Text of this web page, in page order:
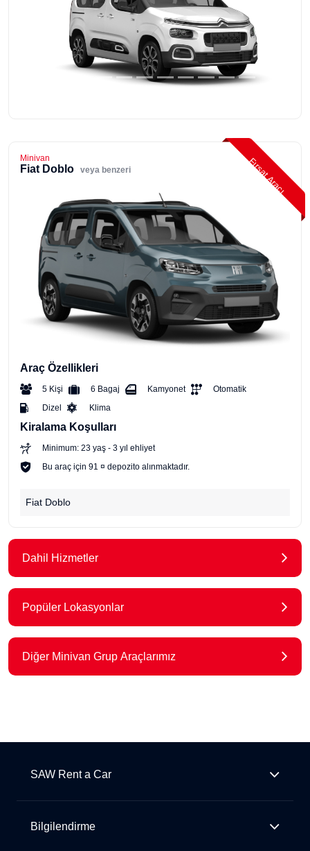
Fırsat Aracı
Minivan
Fiat Doblo veya benzeri
Araç Özellikleri
5 Kişi 6 Bagaj Kamyonet
Otomatik
Dizel
Klima
Kiralama Koşulları
Minimum: 23 yaş - 3 yıl ehliyet
Bu araç için 91 ¤ depozito alınmaktadır.
Fiat Doblo
Dahil Hizmetler
Popüler Lokasyonlar
Diğer Minivan Grup Araçlarımız
SAW Rent a Car
Bilgilendirme